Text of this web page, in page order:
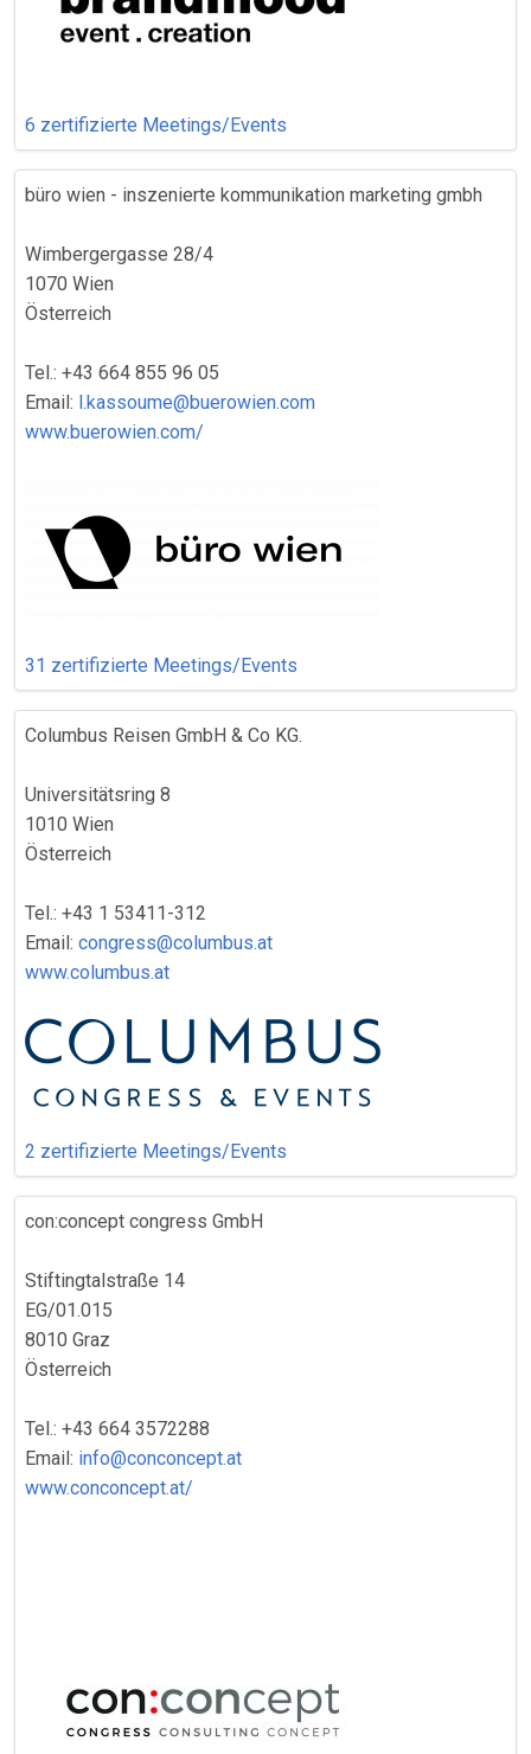
6 zertifizierte Meetings/Events
büro wien - inszenierte kommunikation marketing gmbh
Wimbergergasse 28/4
1070 Wien
Österreich
Tel.: +43 664 855 96 05
Email: l.kassoume@buerowien.com
www.buerowien.com/
31 zertifizierte Meetings/Events
Columbus Reisen GmbH & Co KG.
Universitätsring 8
1010 Wien
Österreich
Tel.: +43 1 53411-312
Email: congress@columbus.at
www.columbus.at
2 zertifizierte Meetings/Events
con:concept congress GmbH
Stiftingtalstraße 14
EG/01.015
8010 Graz
Österreich
Tel.: +43 664 3572288
Email: info@conconcept.at
www.conconcept.at/